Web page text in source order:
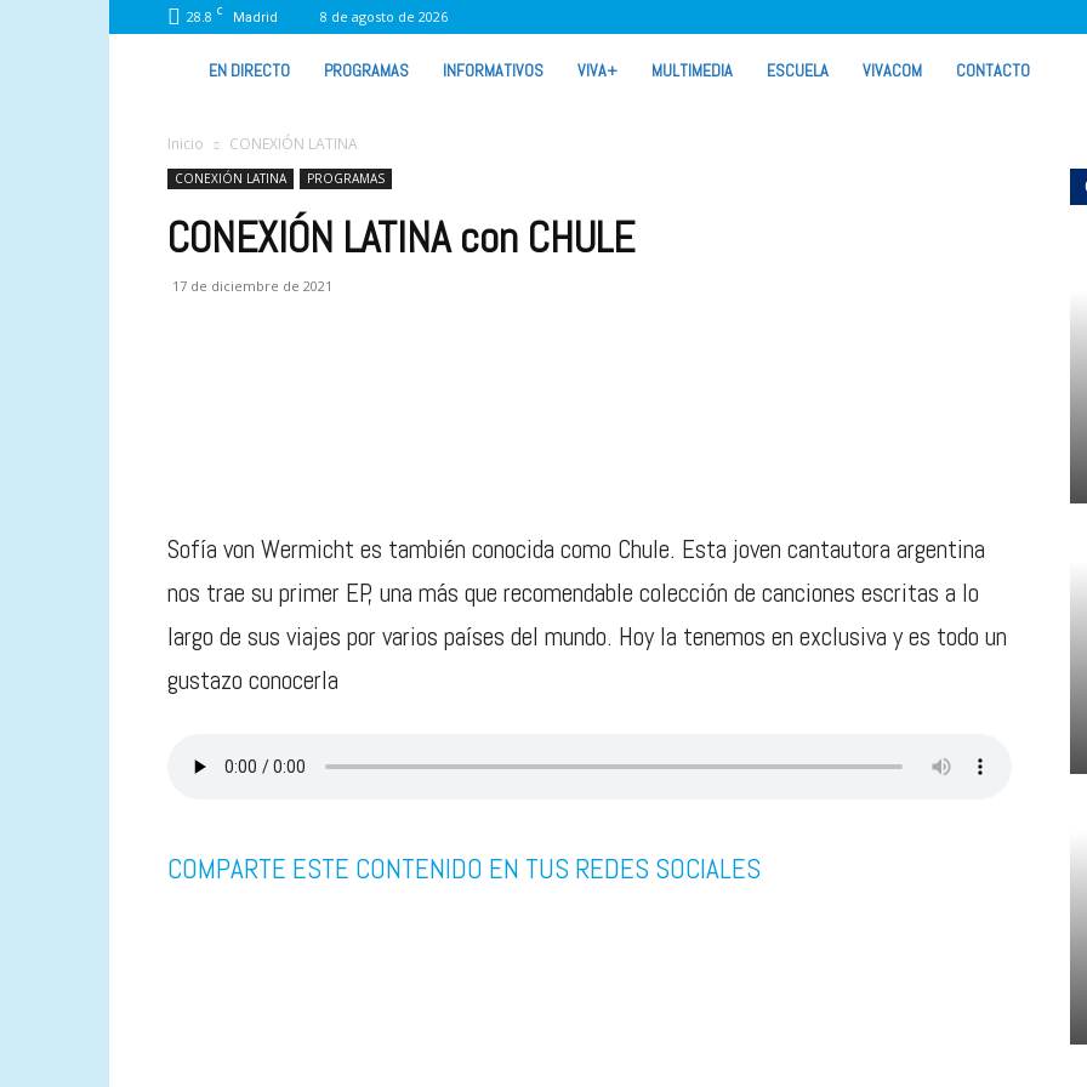
28.8 C Madrid 8 de agosto de 2026
VIVA
RADIO
EN DIRECTO PROGRAMAS INFORMATIVOS VIVA+ MULTIMEDIA ESCUELA VIVACOM CONTACTO
Inicio CONEXIÓN LATINA
CONEXIÓN LATINA PROGRAMAS
CONEXIÓN LATINA con CHULE
17 de diciembre de 2021
Sofía von Wermicht es también conocida como Chule. Esta joven cantautora argentina
nos trae su primer EP, una más que recomendable colección de canciones escritas a lo
largo de sus viajes por varios países del mundo. Hoy la tenemos en exclusiva y es todo un
gustazo conocerla
COMPARTE ESTE CONTENIDO EN TUS REDES SOCIALES